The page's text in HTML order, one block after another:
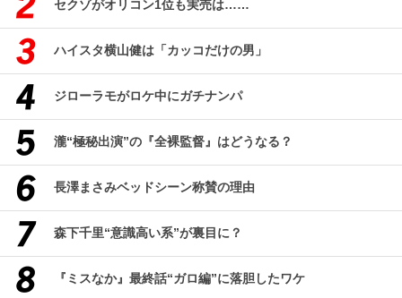
セクゾがオリコン1位も実売は……
ハイスタ横山健は「カッコだけの男」
ジローラモがロケ中にガチナンパ
瀧“極秘出演”の『全裸監督』はどうなる？
長澤まさみベッドシーン称賛の理由
森下千里“意識高い系”が裏目に？
『ミスなか』最終話“ガロ編”に落胆したワケ